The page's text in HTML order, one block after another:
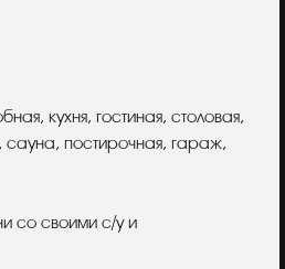
кухня, гостиная, столовая,
сауна, постирочная, гараж,
со своими с/у и